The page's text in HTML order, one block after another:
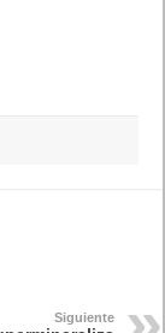
Siguiente